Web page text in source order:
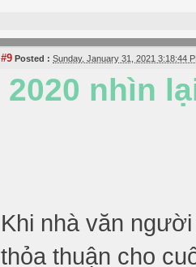
#9 Posted : Sunday, January 31, 2021 3:18:44
2020 nhìn
Khi nhà văn
thỏa thuận cho